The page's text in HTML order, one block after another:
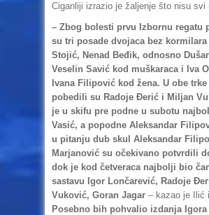
Ciganliji izrazio je žaljenje što nisu svi
– Zbog bolesti prvu Izbornu regatu
su tri posade dvojaca bez kormilara
Stojić, Nenad Beđik, odnosno
Veselin Savić kod muškaraca i Iva
Ivana Filipović kod žena. U obe
pobedili su Radoje Đerić i Miljan
je u skifu pre podne u subotu
Vasić, a popodne Aleksandar
u pitanju dub skul Aleksandar
Marjanović su očekivano potvrdili
dok je kod četveraca najbolji bio
sastavu Igor Lončarević, Radoje
Vuković, Goran Jagar – kazao je Ilić
Posebno bih pohvalio izdanja Igora